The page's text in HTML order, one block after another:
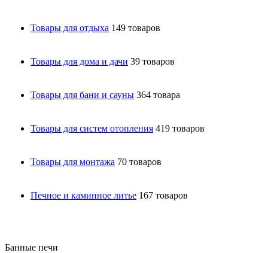
Товары для отдыха 149 товаров
Товары для дома и дачи 39 товаров
Товары для бани и сауны 364 товара
Товары для систем отопления 419 товаров
Товары для монтажа 70 товаров
Печное и каминное литье 167 товаров
Банные печи